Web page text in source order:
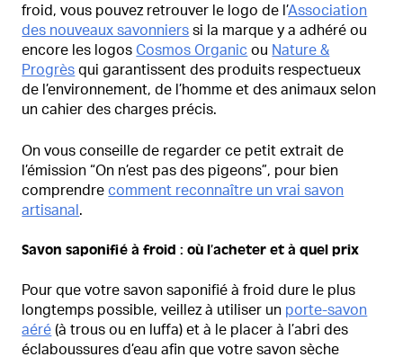
froid, vous pouvez retrouver le logo de l’Association
des nouveaux savonniers si la marque y a adhéré ou
encore les logos Cosmos Organic ou Nature &
Progrès qui garantissent des produits respectueux
de l’environnement, de l’homme et des animaux selon
un cahier des charges précis.
On vous conseille de regarder ce petit extrait de
l’émission “On n’est pas des pigeons”, pour bien
comprendrecomment reconnaître un vrai savon
artisanal .
Savon saponifié à froid : où l’acheter et à quel prix
Pour que votre savon saponifié à froid dure le plus
longtemps possible, veillez à utiliser un porte-savon
aéré (à trous ou en luffa) et à le placer à l’abri des
éclaboussures d’eau afin que votre savon sèche